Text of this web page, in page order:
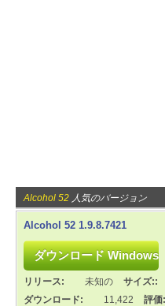
Alcohol 52 人気のバージョン
Alcohol 52 1.9.8.7421
リリース: 未知の サイズ::
ダウンロード:
11,422
評価: